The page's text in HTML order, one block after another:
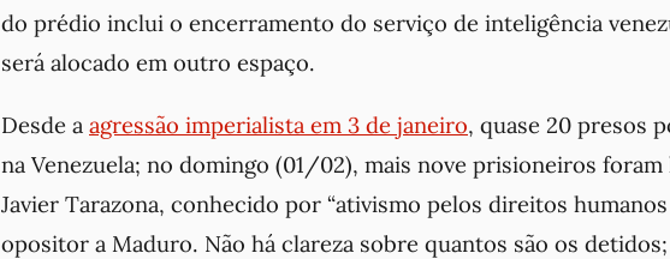
do prédio inclui o encerramento do serviço de inteligência
será alocado em outro espaço.
Desde a agressão imperialista em 3 de janeiro, quase 20 presos
na Venezuela; no domingo (01/02), mais nove prisioneiros
Javier Tarazona, conhecido por “ativismo pelos direitos humanos
opositor a Maduro. Não há clareza sobre quantos são os